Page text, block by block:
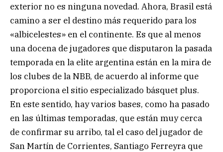
exterior no es ninguna novedad. Ahora, Brasil está
camino a ser el destino más requerido para los
«albicelestes» en el continente. Es que al menos
una docena de jugadores que disputaron la pasada
temporada en la elite argentina están en la mira de
los clubes de la NBB, de acuerdo al informe que
proporciona el sitio especializado básquet plus.
En este sentido, hay varios bases, como ha pasado
en las últimas temporadas, que están muy cerca
de confirmar su arribo, tal el caso del jugador de
San Martín de Corrientes, Santiago Ferreyra que